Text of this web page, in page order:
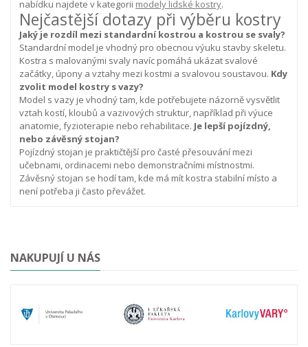
nabídku najdete v kategorii modely lidské kostry.
Nejčastější dotazy při výběru kostry
Jaký je rozdíl mezi standardní kostrou a kostrou se svaly?
Standardní model je vhodný pro obecnou výuku stavby skeletu.
Kostra s malovanými svaly navíc pomáhá ukázat svalové
začátky, úpony a vztahy mezi kostmi a svalovou soustavou. Kdy
zvolit model kostry s vazy?
Model s vazy je vhodný tam, kde potřebujete názorně vysvětlit
vztah kostí, kloubů a vazivových struktur, například při výuce
anatomie, fyzioterapie nebo rehabilitace. Je lepší pojízdný,
nebo závěsný stojan?
Pojízdný stojan je praktičtější pro časté přesouvání mezi
učebnami, ordinacemi nebo demonstračními místnostmi.
Závěsný stojan se hodí tam, kde má mít kostra stabilní místo a
není potřeba ji často převážet.
NAKUPUJÍ U NÁS